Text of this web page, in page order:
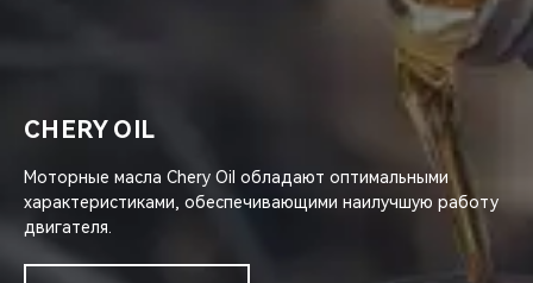
CHERY OIL
Моторные масла Chery Oil обладают оптимальными
характеристиками, обеспечивающими наилучшую работу
двигателя.